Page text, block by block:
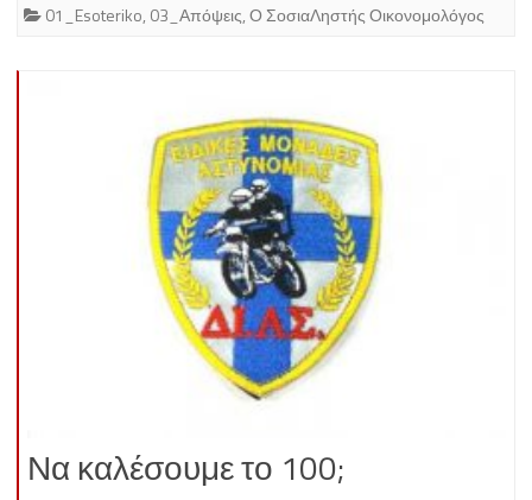
01_Esoteriko, 03_Απόψεις,Ο ΣοσιαΛηστής Οικονομολόγος
Να καλέσουμε το 100;